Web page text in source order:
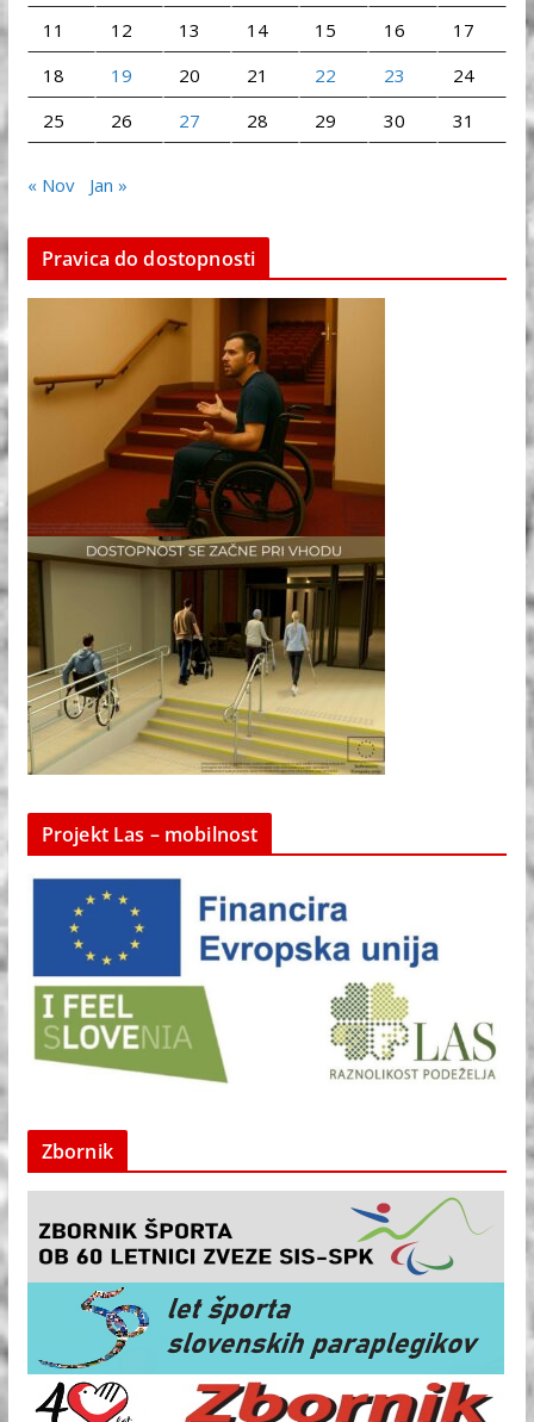
11
12 13 14 15 16
17
18
19 20 21 22 23
24
25
26 27 28 29 30 31
« Nov Jan »
Pravica do dostopnosti
Projekt Las – mobilnost
Zbornik